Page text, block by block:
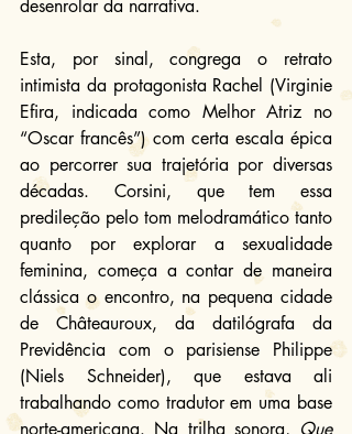
desenrolar da narrativa.
Esta, por sinal, congrega o retrato
intimista da protagonista Rachel (Virginie
Efira, indicada como Melhor Atriz no
“Oscar francês”) com certa escala épica
ao percorrer sua trajetória por diversas
décadas. Corsini, que tem essa
predileção pelo tom melodramático tanto
quanto por explorar a sexualidade
feminina, começa a contar de maneira
clássica o encontro, na pequena cidade
de Châteauroux, da datilógrafa da
Previdência com o parisiense Philippe
(Niels Schneider), que estava ali
trabalhando como tradutor em uma base
norte-americana. Na trilha sonora, Que